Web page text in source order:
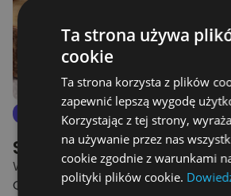
4.8
Spersonalizowany
WSZYTKO CZEGO POTRZEBUJĘ
OD 39.00 ZŁ
Ta strona używa
cookie
Ta strona korzysta z plików
zapewnić lepszą wygodę
Korzystając z tej strony,
na używanie przez nas
cookie zgodnie z warunkami
polityki plików cookie.